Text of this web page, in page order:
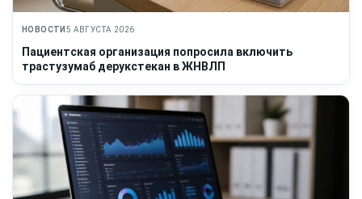
НОВОСТИ 5 АВГУСТА 2026
Пациентская организация попросила включить
трастузумаб дерукстекан в ЖНВЛП